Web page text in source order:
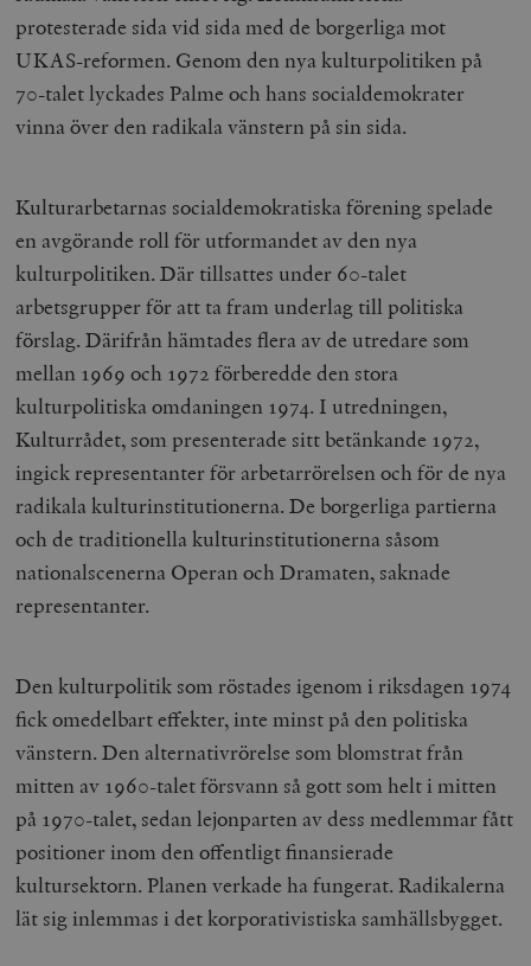
protesterade sida vid sida med de borgerliga mot
UKAS-reformen. Genom den nya kulturpolitiken på
70-talet lyckades Palme och hans socialdemokrater
vinna över den radikala vänstern på sin sida.
Kulturarbetarnas socialdemokratiska förening spelade
en avgörande roll för utformandet av den nya
kulturpolitiken. Där tillsattes under 60-talet
arbetsgrupper för att ta fram underlag till politiska
förslag. Därifrån hämtades flera av de utredare som
mellan 1969 och 1972 förberedde den stora
kulturpolitiska omdaningen 1974. I utredningen,
Kulturrådet, som presenterade sitt betänkande 1972,
ingick representanter för arbetarrörelsen och för de nya
radikala kulturinstitutionerna. De borgerliga partierna
och de traditionella kulturinstitutionerna såsom
nationalscenerna Operan och Dramaten, saknade
representanter.
Den kulturpolitik som röstades igenom i riksdagen 1974
fick omedelbart effekter, inte minst på den politiska
vänstern. Den alternativrörelse som blomstrat från
mitten av 1960-talet försvann så gott som helt i mitten
på 1970-talet, sedan lejonparten av dess medlemmar fått
positioner inom den offentligt finansierade
kultursektorn. Planen verkade ha fungerat. Radikalerna
lät sig inlemmas i det korporativistiska samhällsbygget.